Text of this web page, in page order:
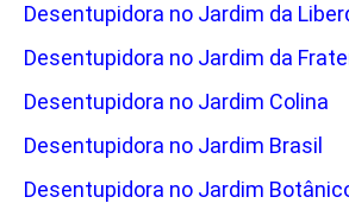
Desentupidora no Jardim da
Desentupidora no Jardim da
Desentupidora no Jardim Colina
Desentupidora no Jardim Brasil
Desentupidora no Jardim